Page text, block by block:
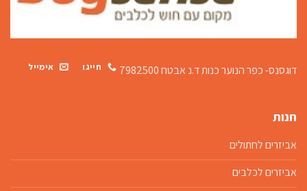
דוגסנס- כפר הנוער כנותד.נ אבטח 7982500 חייגו אימייל
חנות
אביזרים לחתולים
אביזרים לכלבים